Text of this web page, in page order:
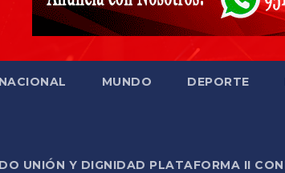
NACIONAL MUNDO DEPORTE
UNIÓN Y DIGNIDAD PLATAFORMA II